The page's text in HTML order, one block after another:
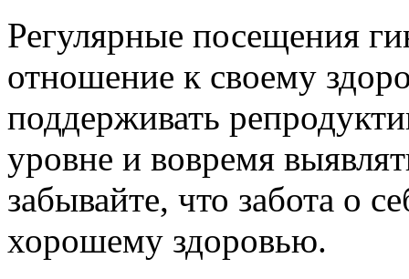
Регулярные посещения
отношение к своему
поддерживать
уровне и вовремя
забывайте, что забота о
хорошему здоровью.